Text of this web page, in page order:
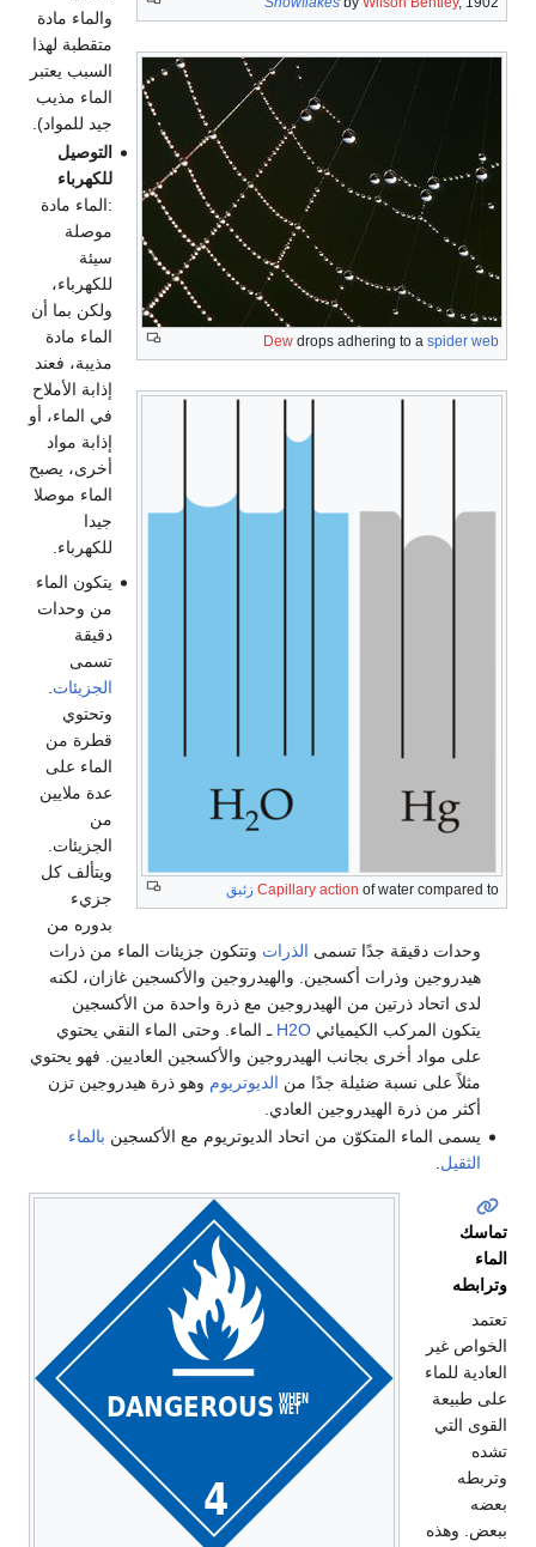
Dew drops adhering to a spider web
Capillary action of water compared to زئبق
والماء مادة
متقطبة لهذا
السبب يعتبر
الماء مذيب
جيد للمواد).
التوصيل
للكهرباء
:الماء مادة
موصلة
سيئة
للكهرباء،
ولكن بما أن
الماء مادة
مذيبة، فعند
إذابة الأملاح
في الماء، أو
إذابة مواد
أخرى، يصبح
الماء موصلا
جيدا
للكهرباء.
يتكون الماء
من وحدات
دقيقة
تسمى
الجزيئات
وتحتوي
قطرة من
الماء على
عدة ملايين
من
الجزيئات.
ويتألف كل
جزيء
بدوره من
وحدات دقيقة جدًا تسمى الذرات وتتكون جزيئات الماء من ذرات
هيدروجين وذرات أكسجين. والهيدروجين والأكسجين غازان، لكنه
لدى اتحاد ذرتين من الهيدروجين مع ذرة واحدة من الأكسجين
يتكون المركب الكيميائيH2O ـ الماء. وحتى الماء النقي يحتوي
على مواد أخرى بجانب الهيدروجين والأكسجين العاديين. فهو يحتوي
مثلاً على نسبة ضئيلة جدًا من الديوتريوم وهو ذرة هيدروجين تزن
أكثر من ذرة الهيدروجين العادي.
يسمى الماء المتكوّن من اتحاد الديوتريوم مع الأكسجين بالماء
الثقيل
تماسك
الماء
وترابطه
تعتمد
الخواص غير
العادية للماء
على طبيعة
القوى التي
تشده
وتربطه
بعضه
ببعض. وهذه